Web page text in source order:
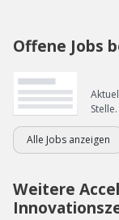
Offene Jobs
Stelle.
Alle Jobs anzeigen
Weitere